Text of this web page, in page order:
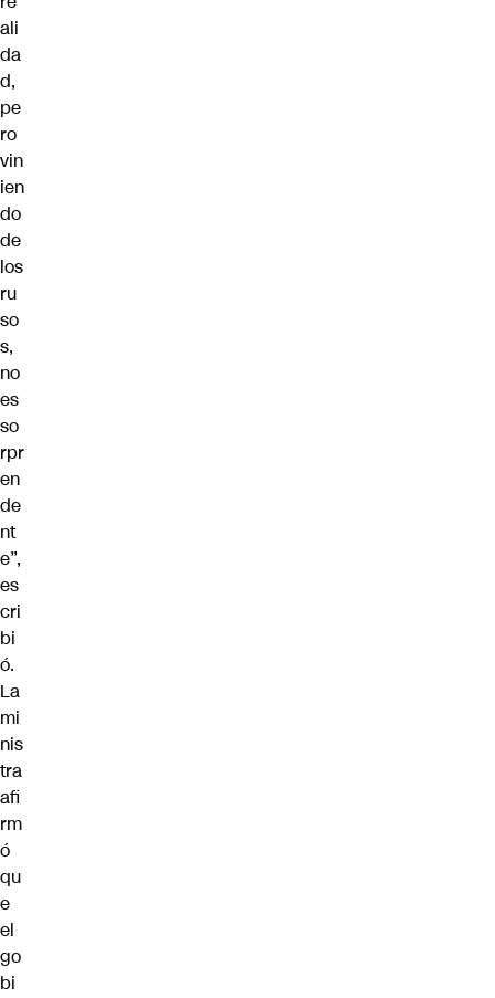
ali
da
d,
pe
ro
vin
ien
do
de
los
ru
so
s,
no
es
so
rpr
en
de
nt
e”,
es
cri
bi
ó.
La
mi
nis
tra
afi
rm
ó
qu
e
el
go
bi